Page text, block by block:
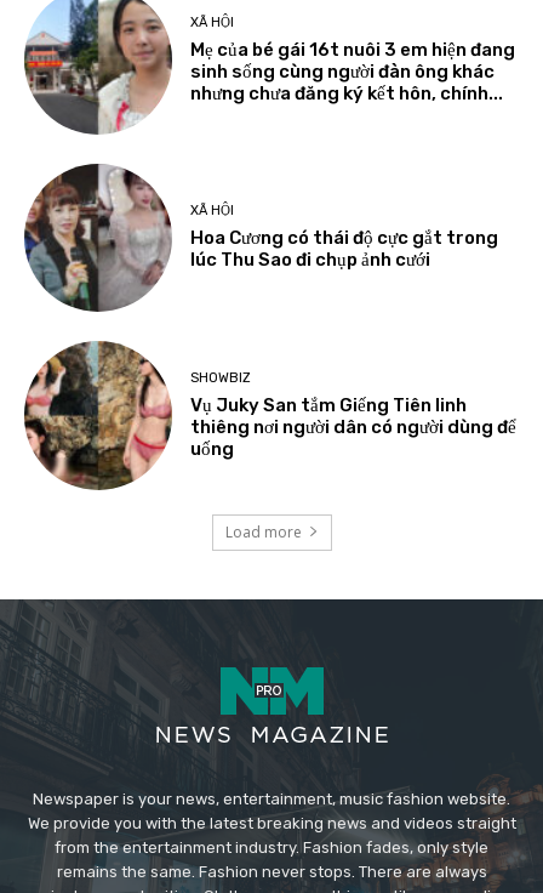
XÃ HỘI
Mẹ của bé gái 16t nuôi 3 em hiện đang
sinh sống cùng người đàn ông khác
nhưng chưa đăng ký kết hôn, chính...
XÃ HỘI
Hoa Cương có thái độ cực gắt trong
lúc Thu Sao đi chụp ảnh cưới
SHOWBIZ
Vụ Juky San tắm Giếng Tiên linh
thiêng nơi người dân có người dùng để
uống
Load more
Newspaper is your news, entertainment, music fashion website.
We provide you with the latest breaking news and videos straight
from the entertainment industry. Fashion fades, only style
remains the same. Fashion never stops. There are always